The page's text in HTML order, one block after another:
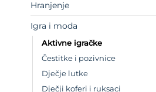
Hranjenje
Igra i moda
Aktivne igračke
Čestitke i pozivnice
Dječje lutke
Dječji koferi i ruksaci